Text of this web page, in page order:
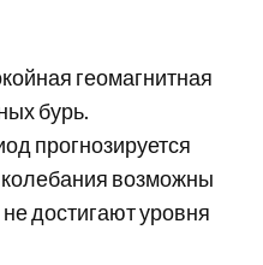
геомагнитная
бурь.
прогнозируется
возможны
достигают уровня